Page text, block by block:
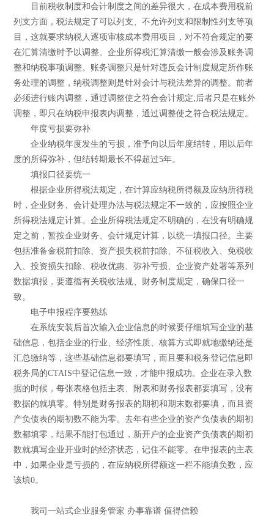
目前税收制度和会计制度之间的差异很大，在成本费用税前
列支方面，税法规定了可以列支、不允许列支和限制性列支等项
目，这就要求纳税人逐项审核成本费用项目，对不符合规定的要
在汇算清缴时予以调整。企业所得税汇算清缴一般会涉及账务调
整和纳税事项调整。账务调整只是针对违反会计制度规定所作账
务处理的调整，纳税调整则是针对会计与税法差异的调整。前者
必须进行账内调整，通过调整使之符合会计规定;后者只是在账外
调整，即只在纳税申报表内调整，通过调整使之符合税法规定。
年度亏损要弥补
企业纳税年度发生的亏损，准予向以后年度结转，用以后年
度的所得弥补，但结转期最长不得超过5年。
填报口径要统一
根据企业所得税法规定，在计算应纳税所得额及应纳所得税
时，企业财务、会计处理办法与税法规定不一致的，应按照企业
所得税法规定计算。企业所得税法规定不明确的，在没有明确规
定之前，暂按企业财务、会计规定计算，以统一填报口径。主要
包括准备金税前扣除、资产损失税前扣除、不征税收入、免税收
入、投资损失扣除、税收优惠、弥补亏损、企业资产处署等系列
数据填报，要遵循有关税收法规、财务制度规定，确保口径一
致。
电子申报程序要熟练
在系统安装后首次输入企业信息的时候要仔细填写企业的基
础信息，包括企业的行业、经济性质、核算方式即就地缴纳还是
汇总缴纳等，这些基础信息都要填写，而且要和税务登记信息即
税务局的CTAIS中登记信息一致，才能申报成功。企业在录入数
据的时候，每张表格包括主表、附表和财务报表都要填写，没有
数据的就填零。特别是财务报表的期初和期末数都要填，而且资
产负债表的期初数不能为零。去年有些企业的资产负债表的期初
数都填零，结果不能打包通过，新开户的企业资产负债表的期初
数就填写企业开业时的经济状态，记住不能零。在申报表的主表
中，如果企业是亏损的，在应纳税所得额这一栏不能填负数，应
该填0。
我司一站式企业服务管家 办事靠谱 值得信赖